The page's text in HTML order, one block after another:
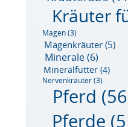
Kräuter
Magen(3)
Magenkräuter(5)
Minerale(6)
Mineralfutter(4)
Nervenkräuter(3)
Pferd
Pferde